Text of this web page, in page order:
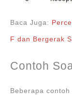
Baca Juga:
F dan Bergerak
Contoh
Beberapa